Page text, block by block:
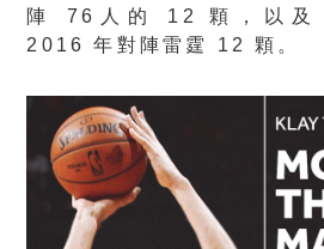
陣 76人的 12 顆，以及
2016 年對陣雷霆 12 顆。